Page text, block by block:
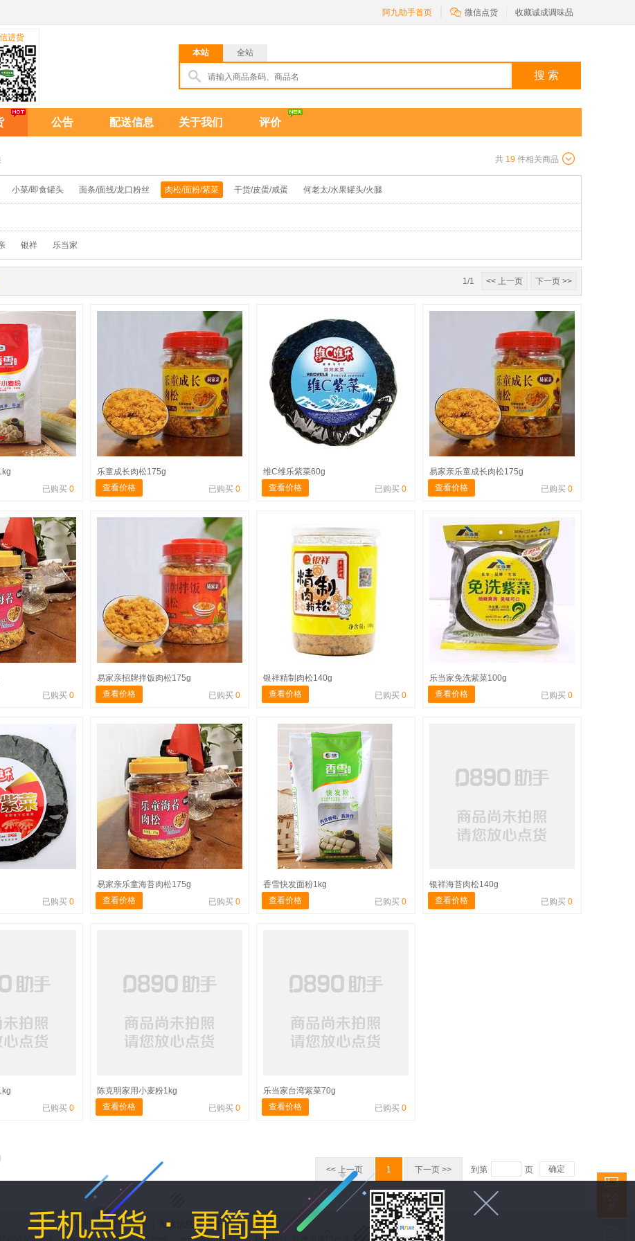
阿九助手首页  微信点货 收藏诚成调味品
进货
本站
全站
搜 索
公告 配送信息 关于我们 评价
共 19 件相关商品
小菜/即食罐头 面条/面线/龙口粉丝 肉松/面粉/紫菜 干货/皮蛋/咸蛋 何老太/水果罐头/火腿
银祥 乐当家
1/1 << 上一页 下一页 >>
已购买 0
乐童成长肉松175g
查看价格
已购买 0
维C维乐紫菜60g
查看价格
已购买 0
易家亲乐童成长肉松175g
查看价格
已购买 0
已购买 0
易家亲招牌拌饭肉松175g
查看价格
已购买 0
银祥精制肉松140g
查看价格
已购买 0
乐当家免洗紫菜100g
查看价格
已购买 0
已购买 0
易家亲乐童海苔肉松175g
查看价格
已购买 0
香雪快发面粉1kg
查看价格
已购买 0
银祥海苔肉松140g
查看价格
已购买 0
已购买 0
陈克明家用小麦粉1kg
查看价格
已购买 0
乐当家台湾紫菜70g
查看价格
已购买 0
<< 上一页 1 下一页 >> 到第 页 确定
首页 | 点货 | 公告 配送信息 | 关于我们 |
评价

